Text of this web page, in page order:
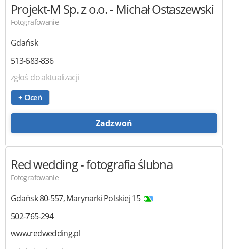
Projekt-M Sp. z o.o.- Michał Ostaszewski
Fotografowanie
Gdańsk
513-683-836
zgłoś do aktualizacji
+ Oceń
Zadzwoń
Red wedding- fotografia ślubna
Fotografowanie
Gdańsk80-557,Marynarki Polskiej 15
502-765-294
www.redwedding.pl